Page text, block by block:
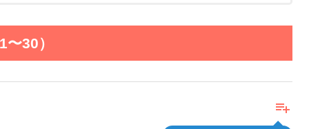
30）
playlist_add